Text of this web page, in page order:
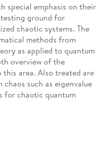
special emphasis on their
ground for
chaotic systems. The
methods from
as applied to quantum
overview of the
area. Also treated are
such as eigenvalue
for chaotic quantum